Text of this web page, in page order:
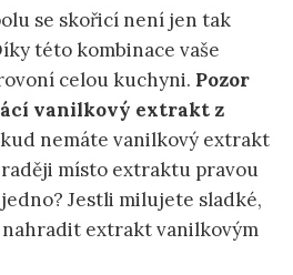
se skořicí není jen tak
této kombinace vaše
celou kuchyni. Pozor
vanilkový extrakt z
nemáte vanilkový extrakt
místo extraktu pravou
Jestli milujete sladké,
nahradit extrakt vanilkovým